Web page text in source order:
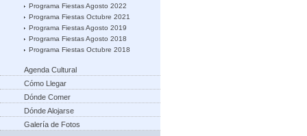
Programa Fiestas Agosto 2022
Programa Fiestas Octubre 2021
Programa Fiestas Agosto 2019
Programa Fiestas Agosto 2018
Programa Fiestas Octubre 2018
Agenda Cultural
Cómo Llegar
Dónde Comer
Dónde Alojarse
Galería de Fotos